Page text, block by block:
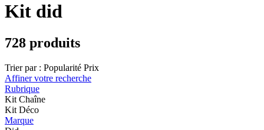
Kit did
728 produits
Trier par : Popularité Prix
Affiner votre recherche
Rubrique
Kit Chaîne
Kit Déco
Marque